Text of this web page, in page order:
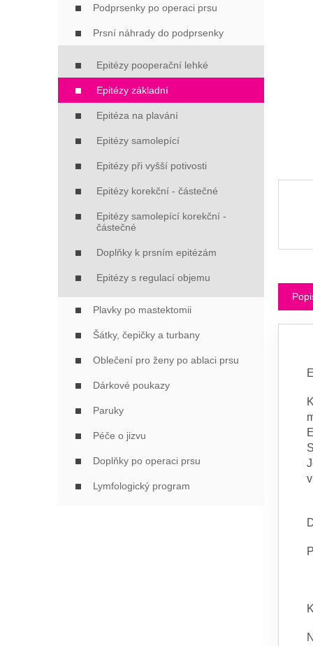
N
L
Podprsenky po operaci prsu
Prsní náhrady do podprsenky
Epitézy pooperační lehké
Epitézy základní
Epitéza na plavání
Epitézy samolepící
Epitézy při vyšší potivosti
Epitézy korekční - částečné
Epitézy samolepící korekční -
částečné
Doplňky k prsním epitézám
Epitézy s regulací objemu
Plavky po mastektomii
Šátky, čepičky a turbany
Oblečení pro ženy po ablaci prsu
Dárkové poukazy
Paruky
Péče o jizvu
Doplňky po operaci prsu
Lymfologický program